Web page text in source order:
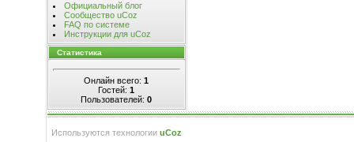
Официальный блог
Сообщество uCoz
FAQ по системе
Инструкции для uCoz
Статистика
Онлайн всего: 1
Гостей: 1
Пользователей: 0
Используются технологии uCoz